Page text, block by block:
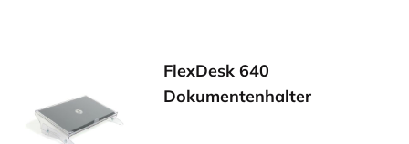
FlexDesk 640
Dokumentenhalter